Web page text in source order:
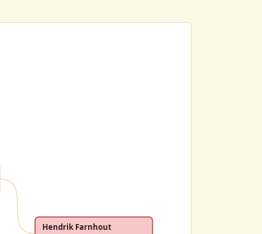
Hendrik Farnhout